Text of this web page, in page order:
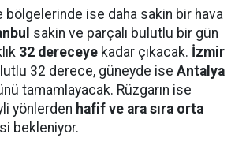
bölgelerinde ise daha sakin bir hava
sakin ve parçalı bulutlu bir gün
32 dereceye kadar çıkacak. İzmir
32 derece, güneyde ise Antalya
tamamlayacak. Rüzgarın ise
yönlerden hafif ve ara sıra orta
bekleniyor.